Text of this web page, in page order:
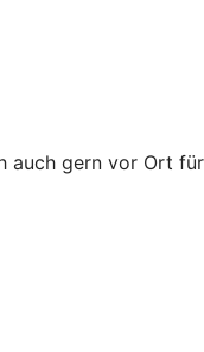
auch gern vor Ort für